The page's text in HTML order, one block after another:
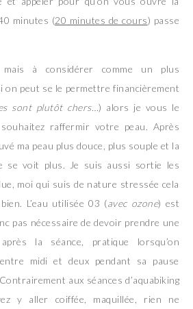
minutes (20 minutes de cours) passe
à considérer comme un plus
on peut se le permettre financièrement
sont plutôt chers…) alors je vous le
raffermir votre peau. Après
ma peau plus douce, plus souple et la
se voit plus. Je suis aussi sortie les
moi qui suis de nature stressée cela
L’eau utilisée 03 (avec ozone) est
pas nécessaire de devoir prendre une
la séance, pratique lorsqu’on
midi et deux pendant sa pause
aux séances d’aquabiking
y aller coiffée, maquillée, rien ne